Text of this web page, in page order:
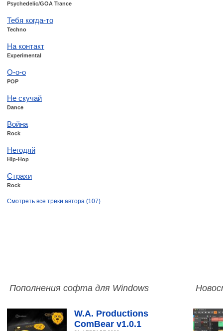
Psychedelic/GOA Trance
Тебя когда-то
Techno
На контакт
Experimental
О-о-о
POP
Не скучай
Dance
Война
Rock
Негодяй
Hip-Hop
Страхи
Rock
Смотреть все треки автора (107)
Пополнения софта для Windows
W.A. Productions
ComBear v1.0.1